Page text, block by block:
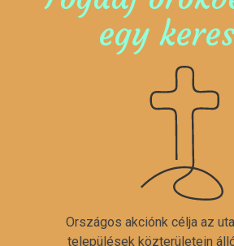
egy
Országos akciónk célja az
települések közterületein